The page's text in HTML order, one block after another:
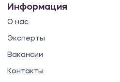
Информация
О нас
Эксперты
Вакансии
Контакты